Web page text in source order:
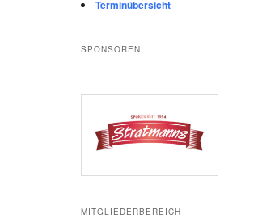
Terminübersicht
SPONSOREN
MITGLIEDERBEREICH